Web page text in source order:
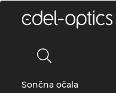
Sončna očala